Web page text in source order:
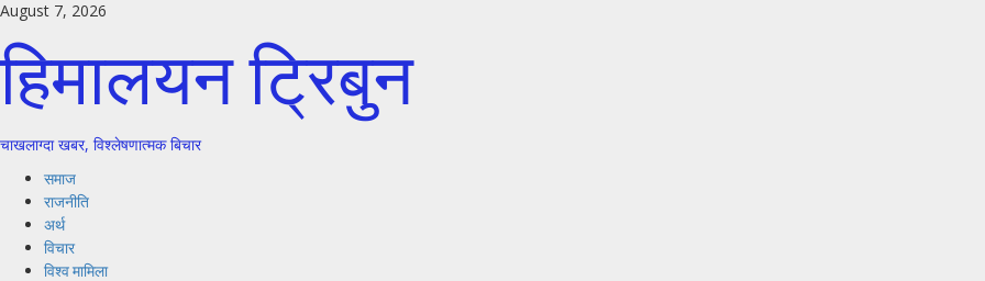
Skip
content
August 7, 2026
हिमालयन ट्रिबुन
चाखलाग्दा खबर, विश्लेषणात्मक बिचार
Primary
Menu
समाज
राजनीति
अर्थ
विचार
विश्व मामिला